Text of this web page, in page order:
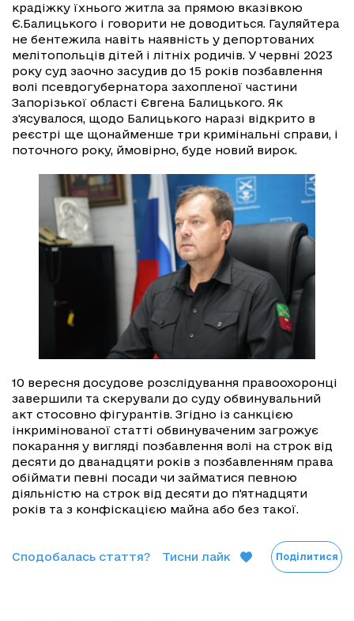
крадіжку їхнього житла за прямою вказівкою
Є.Балицького і говорити не доводиться. Гауляйтера
не бентежила навіть наявність у депортованих
мелітопольців дітей і літніх родичів. У червні 2023
року суд заочно засудив до 15 років позбавлення
волі псевдогубернатора захопленої частини
Запорізької області Євгена Балицького. Як
з'ясувалося, щодо Балицького наразі відкрито в
реєстрі ще щонайменше три кримінальні справи, і
поточного року, ймовірно, буде новий вирок.
10 вересня досудове розслідування правоохоронці
завершили та скерували до суду обвинувальний
акт стосовно фігурантів. Згідно із санкцією
інкримінованої статті обвинуваченим загрожує
покарання у вигляді позбавлення волі на строк від
десяти до дванадцяти років з позбавленням права
обіймати певні посади чи займатися певною
діяльністю на строк від десяти до п'ятнадцяти
років та з конфіскацією майна або без такої.
Сподобалась стаття? Тисни лайк Поділитися